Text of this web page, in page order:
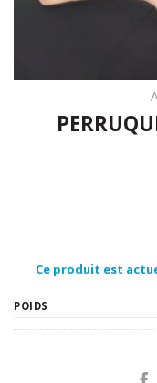
Ce produit est
POIDS